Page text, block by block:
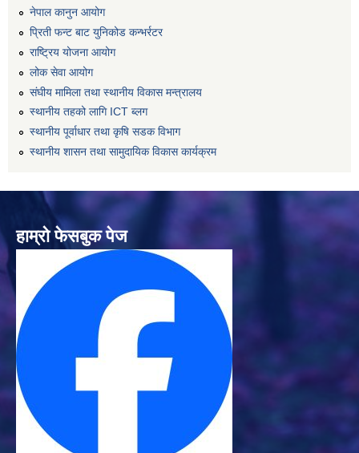
नेपाल कानुन आयोग
प्रिती फन्ट बाट युनिकोड कन्भर्रटर
राष्ट्रिय योजना आयोग
लोक सेवा आयोग
संघीय मामिला तथा स्थानीय विकास मन्त्रालय
स्थानीय तहको लागि ICT ब्लग
स्थानीय पूर्वाधार तथा कृषि सडक विभाग
स्थानीय शासन तथा सामुदायिक विकास कार्यक्रम
हाम्रो फेसबुक पेज